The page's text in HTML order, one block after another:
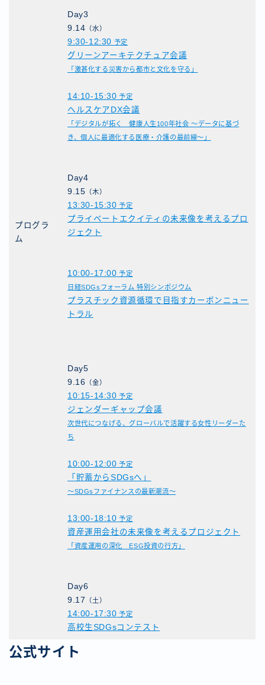
プログラ
ム
Day3
9.14 （水）
9:30-12:30 予定
グリーンアーキテクチュア会議
「激甚化する災害から都市と文化を守る」
14:10-15:30 予定
ヘルスケアDX会議
「デジタルが拓く 健康人生100年社会 ～データに基づ
き、個人に最適化する医療・介護の最前線～」
Day4
9.15 （木）
13:30-15:30 予定
プライベートエクイティの未来像を考えるプロ
ジェクト
10:00-17:00 予定
日経SDGsフォーラム 特別シンポジウム
プラスチック資源循環で目指すカーボンニュー
トラル
Day5
9.16 （金）
10:15-14:30 予定
ジェンダーギャップ会議
次世代につなげる、グローバルで活躍する女性リーダーた
ち
10:00-12:00 予定
「貯蓄からSDGsへ」
～SDGsファイナンスの最新潮流～
13:00-18:10 予定
資産運用会社の未来像を考えるプロジェクト
「資産運用の深化 ESG投資の行方」
Day6
9.17
（土）
14:00-17:30 予定
高校生SDGsコンテスト
公式サイト